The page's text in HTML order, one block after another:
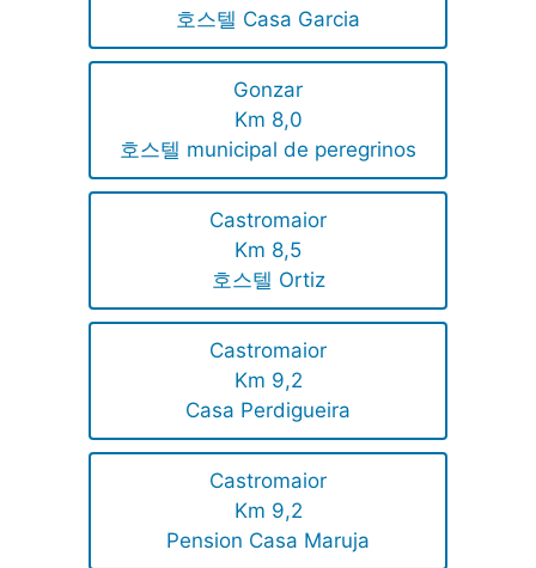
호스텔 Casa Garcia
Gonzar
Km 8,0
호스텔 municipal de peregrinos
Castromaior
Km 8,5
호스텔 Ortiz
Castromaior
Km 9,2
Casa Perdigueira
Castromaior
Km 9,2
Pension Casa Maruja